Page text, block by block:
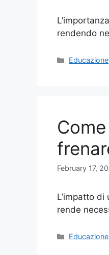
rendendo
Categories
Educazione
February 17,
L’impatto
rende
Categories
Educazione